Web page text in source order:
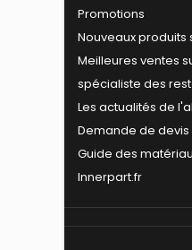
Promotions
Nouveaux produits
Meilleures ventes
spécialiste des
Les actualités de
Demande de devis
Guide des
Innerpart.fr